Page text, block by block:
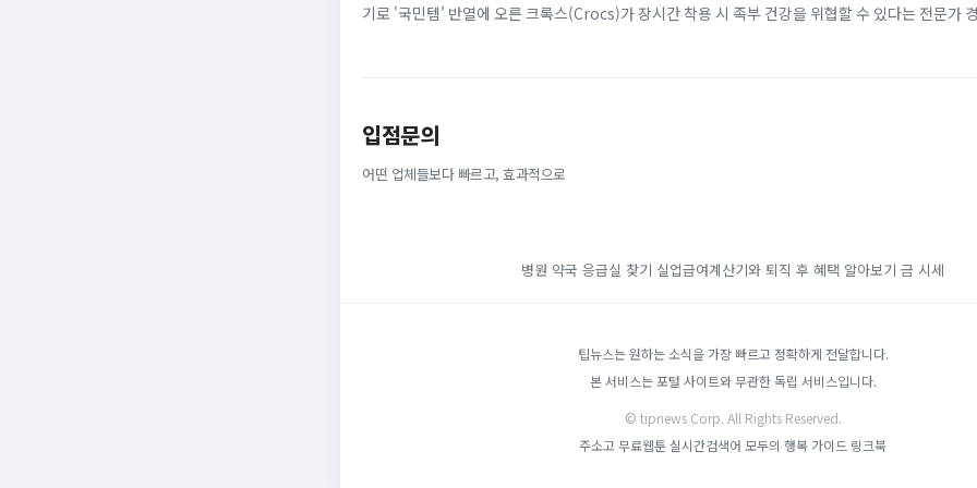
기로 '국민템' 반열에 오른 크록스(Crocs)가 장시간 착용 시 족부 건강을 위협할 수 있다는 전문가 경
입점문의
어떤 업체들보다 빠르고, 효과적으로
병원 약국 응급실 찾기 실업급여계산기와 퇴직 후 혜택 알아보기 금 시세
팁뉴스는 원하는 소식을 가장 빠르고 정확하게 전달합니다.
본 서비스는 포털 사이트와 무관한 독립 서비스입니다.
© tipnews Corp. All Rights Reserved.
주소고 무료웹툰실시간검색어 모두의 행복 가이드 링크북